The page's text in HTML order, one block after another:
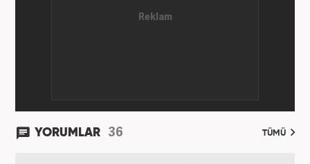
YORUMLAR 36 TÜMÜ